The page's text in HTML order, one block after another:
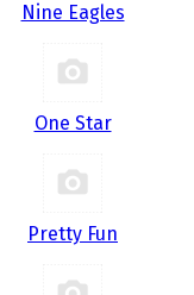
Nine Eagles
One Star
Pretty Fun